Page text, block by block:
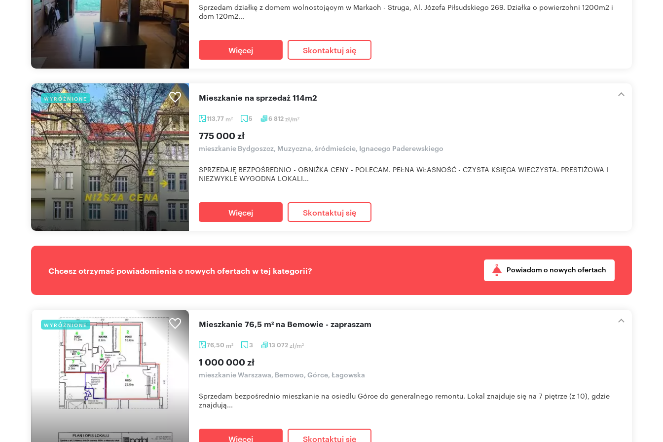
Sprzedam działkę z domem wolnostojącym w Markach - Struga, Al. Józefa Piłsudskiego 269. Działka o powierzchni 1200m2 i
dom 120m2...
Więcej Skontaktuj się
WYRÓŻNIONE
113,77 m2 5 6 812zł/m2
mieszkanie na sprzedaż 114m2
775 000 zł
mieszkanie Bydgoszcz, Muzyczna, śródmieście, Ignacego Paderewskiego
SPRZEDAJĘ BEZPOŚREDNIO - OBNIŻKA CENY - POLECAM. PEŁNA WŁASNOŚĆ - CZYSTA KSIĘGA WIECZYSTA. PRESTIŻOWA I
NIEZWYKLE WYGODNA LOKALI...
Więcej Skontaktuj się
Chcesz otrzymać powiadomienia o nowych ofertach w tej kategorii? Powiadom o nowych ofertach
WYRÓŻNIONE
76,50 m2 3 13 072zł/m2
Mieszkanie 76,5 m² na Bemowie - zapraszam
1 000 000 zł
mieszkanie Warszawa, Bemowo, Górce, Łagowska
Sprzedam bezpośrednio mieszkanie na osiedlu Górce do generalnego remontu. Lokal znajduje się na 7 piętrze (z 10), gdzie
znajdują...
Więcej Skontaktuj się